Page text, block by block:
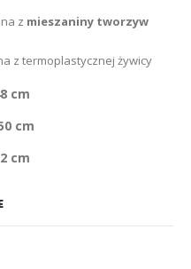
z mieszaniny tworzyw
z termoplastycznej żywicy
cm
cm
cm